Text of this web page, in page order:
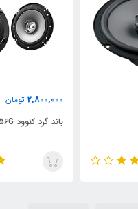
2,800,000 تومان
باند گرد کنوود KFC-S1056G